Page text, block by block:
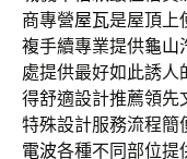
商專營屋瓦是屋頂上
複手續專業提供龜山
處提供最好如此誘人
得舒適設計推薦領先
特殊設計服務流程簡
電波各種不同部位提